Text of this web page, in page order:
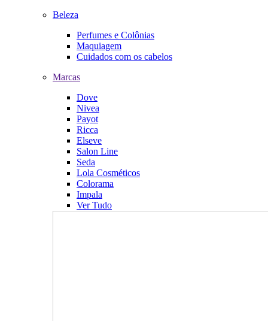
Beleza
Perfumes e Colônias
Maquiagem
Cuidados com os cabelos
Marcas
Dove
Nivea
Payot
Ricca
Elseve
Salon Line
Seda
Lola Cosméticos
Colorama
Impala
Ver Tudo